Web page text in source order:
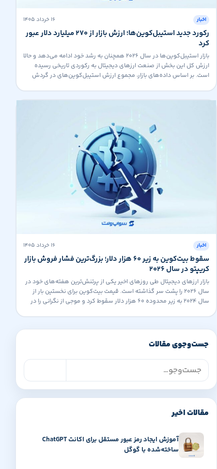
اخبار ۱۶ خرداد ۱۴۰۵
رکورد جدید استیبل‌کوین‌ها؛ ارزش بازار از ۲۷۰ میلیارد دلار عبور
کرد
بازار استیبل‌کوین‌ها در سال ۲۰۲۶ همچنان به رشد خود ادامه می‌دهد و حالا
ارزش کل این بخش از صنعت ارزهای دیجیتال به رکوردی تاریخی رسیده
است. بر اساس داده‌های بازار، مجموع ارزش استیبل‌کوین‌های در گردش
اخبار ۱۶ خرداد ۱۴۰۵
سقوط بیت‌کوین به زیر ۶۰ هزار دلار؛ بزرگ‌ترین فشار فروش بازار
کریپتو در سال ۲۰۲۶
بازار ارزهای دیجیتال طی روزهای اخیر یکی از پرتنش‌ترین هفته‌های خود در
سال ۲۰۲۶ را پشت سر گذاشته است. قیمت بیت‌کوین برای نخستین بار از
سال ۲۰۲۴ به زیر محدوده ۶۰ هزار دلار سقوط کرد و موجی از نگرانی را در
جست‌وجوی مقالات
جست‌وجوی مقالات
مقالات اخیر
آموزش ایجاد رمز عبور مستقل برای اکانت ChatGPT
ساخته‌شده با گوگل